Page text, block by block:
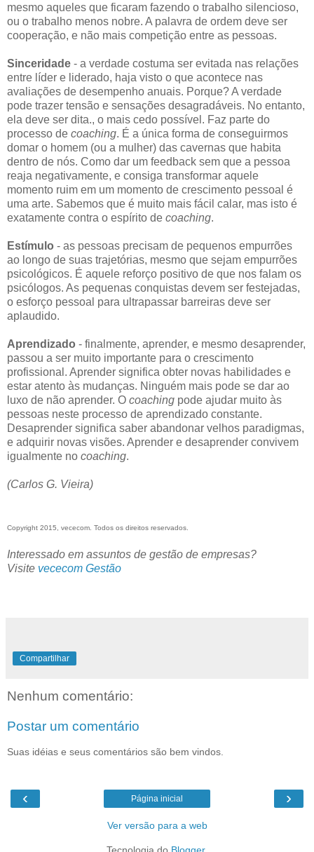
mesmo aqueles que ficaram fazendo o trabalho silencioso,
ou o trabalho menos nobre. A palavra de ordem deve ser
cooperação, e não mais competição entre as pessoas.
Sinceridade - a verdade costuma ser evitada nas relações
entre líder e liderado, haja visto o que acontece nas
avaliações de desempenho anuais. Porque? A verdade
pode trazer tensão e sensações desagradáveis. No entanto,
ela deve ser dita., o mais cedo possível. Faz parte do
processo de coaching. É a única forma de conseguirmos
domar o homem (ou a mulher) das cavernas que habita
dentro de nós. Como dar um feedback sem que a pessoa
reaja negativamente, e consiga transformar aquele
momento ruim em um momento de crescimento pessoal é
uma arte. Sabemos que é muito mais fácil calar, mas isto é
exatamente contra o espírito de coaching.
Estímulo - as pessoas precisam de pequenos empurrões
ao longo de suas trajetórias, mesmo que sejam empurrões
psicológicos. É aquele reforço positivo de que nos falam os
psicólogos. As pequenas conquistas devem ser festejadas,
o esforço pessoal para ultrapassar barreiras deve ser
aplaudido.
Aprendizado - finalmente, aprender, e mesmo desaprender,
passou a ser muito importante para o crescimento
profissional. Aprender significa obter novas habilidades e
estar atento às mudanças. Ninguém mais pode se dar ao
luxo de não aprender. O coaching pode ajudar muito às
pessoas neste processo de aprendizado constante.
Desaprender significa saber abandonar velhos paradigmas,
e adquirir novas visões. Aprender e desaprender convivem
igualmente no coaching.
(Carlos G. Vieira)
Copyright 2015, vececom. Todos os direitos reservados.
Interessado em assuntos de gestão de empresas?
Visite vececom Gestão
Compartilhar
Nenhum comentário:
Postar um comentário
Suas idéias e seus comentários são bem vindos.
‹ ›
Página inicial
Ver versão para a web